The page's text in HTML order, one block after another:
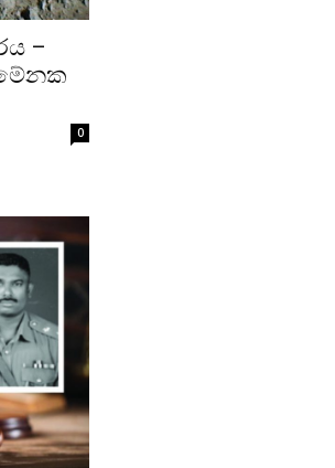
–
0